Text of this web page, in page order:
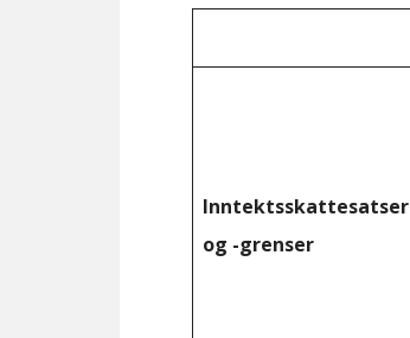
Inntektsskattesatser
og -grenser